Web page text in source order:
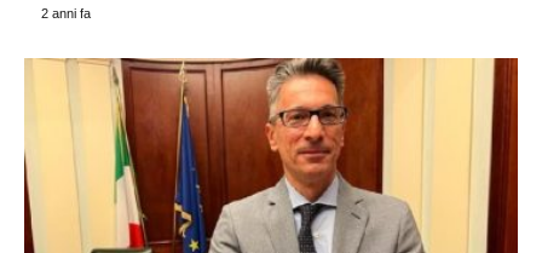
2 anni fa